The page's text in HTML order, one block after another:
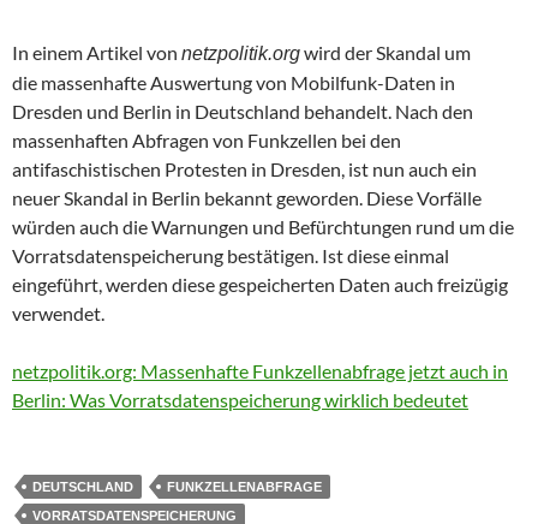
In einem Artikel von netzpolitik.orgwird der Skandal um
die massenhafte Auswertung von Mobilfunk-Daten in
Dresden und Berlin in Deutschland behandelt. Nach den
massenhaften Abfragen von Funkzellen bei den
antifaschistischen Protesten in Dresden, ist nun auch ein
neuer Skandal in Berlin bekannt geworden. Diese Vorfälle
würden auch die Warnungen und Befürchtungen rund um die
Vorratsdatenspeicherung bestätigen. Ist diese einmal
eingeführt, werden diese gespeicherten Daten auch freizügig
verwendet.
netzpolitik.org: Massenhafte Funkzellenabfrage jetzt auch in
Berlin: Was Vorratsdatenspeicherung wirklich bedeutet
DEUTSCHLAND
FUNKZELLENABFRAGE
VORRATSDATENSPEICHERUNG